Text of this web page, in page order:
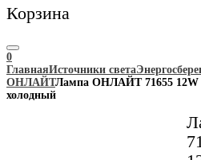
Корзина
0
ГлавнаяИсточники света
ОНЛАЙТЛампа ОНЛАЙТ 71655 12W
холодный